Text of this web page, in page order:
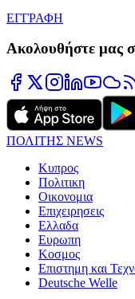
ΕΓΓΡΑΦΗ
Ακολουθήστε μας
ΠΟΛΙΤΗΣ NEWS
Κυπρος
Πολιτικη
Οικονομια
Επιχειρησεις
Ελλαδα
Ευρωπη
Κοσμος
Επιστημη και
Deutsche Welle